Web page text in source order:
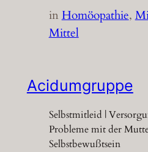
inHomöopathie,
Mittel
Acidumgruppe
Selbstmitleid |
Probleme mit der
Selbstbewußtsein